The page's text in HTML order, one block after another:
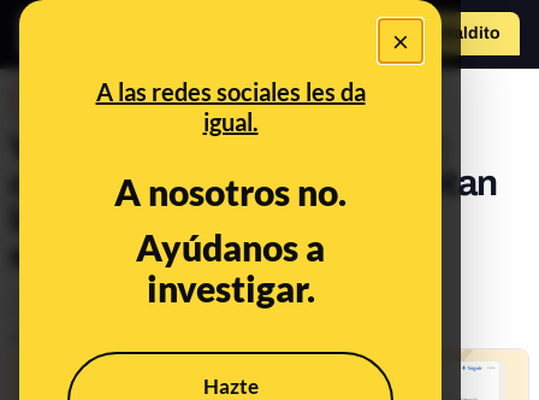
×
A las redes sociales les da
igual.
A nosotros no.
Ayúdanos a
investigar.
Hazte
Hazte Maldito
Vuelve la “estafa del CEO”:
cómo los timadores suplantan
la identidad de jefes para
engañar a sus empleados